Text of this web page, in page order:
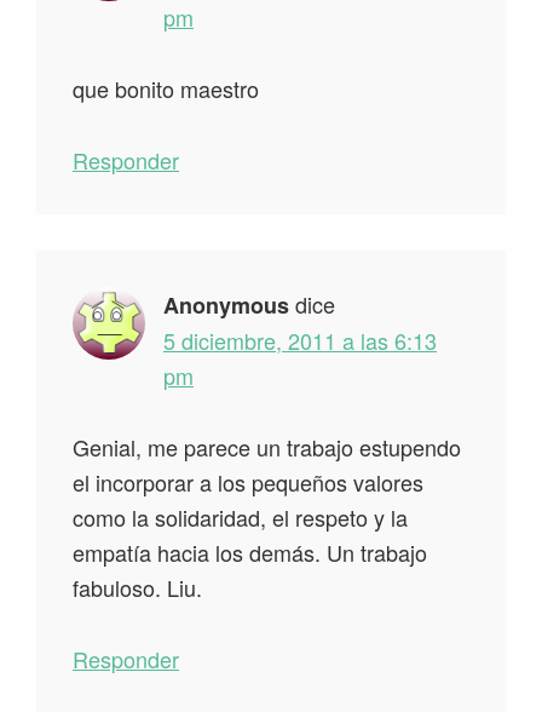
pm
que bonito maestro
Responder
Anonymousdice
5 diciembre, 2011 a las 6:13
pm
Genial, me parece un trabajo estupendo
el incorporar a los pequeños valores
como la solidaridad, el respeto y la
empatía hacia los demás. Un trabajo
fabuloso. Liu.
Responder